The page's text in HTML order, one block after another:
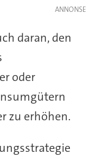
daran, den
oder
zu erhöhen.